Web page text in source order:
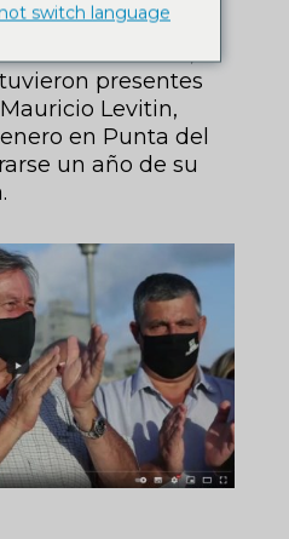
Enrique
Punta del Este,
presentes
Levitin,
en Punta del
un año de su
switch language